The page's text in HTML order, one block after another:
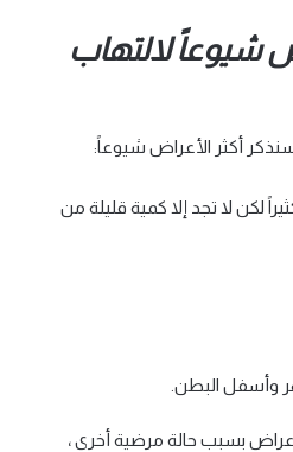
شيوعاً لالتهاب
أكثر الأعراض شيوعاً:
لكن لا تجد إلا كمية قليلة من
وأسفل البطن.
بسبب حالة مرضية أخرى ،